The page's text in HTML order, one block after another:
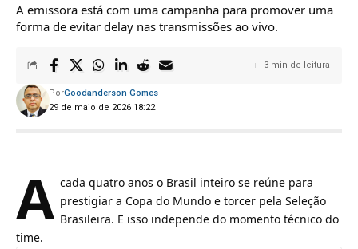
A emissora está com uma campanha para promover uma
forma de evitar delay nas transmissões ao vivo.
29 de maio de 2026 18:22
PorGoodanderson Gomes
3 min de leitura
A cada quatro anos o Brasil inteiro se reúne para
prestigiar a Copa do Mundo e torcer pela Seleção
Brasileira. E isso independe do momento técnico do
time.